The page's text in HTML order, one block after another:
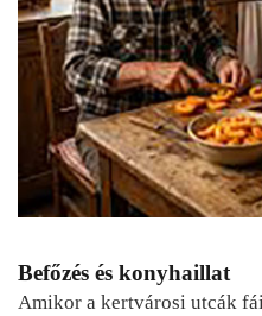
Befőzés és konyhaillat
Amikor a kertvárosi utcák